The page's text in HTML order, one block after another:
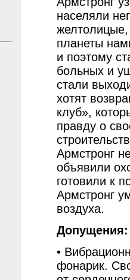
населяли
планеты
и поэтому
больных и
стали
хотят
клуб»,
правду о
Армстронг
объявили
готовили к
Армстронг
воздуха.
Допущения:
•
фонарик.